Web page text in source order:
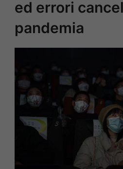
ed errori
pandemia